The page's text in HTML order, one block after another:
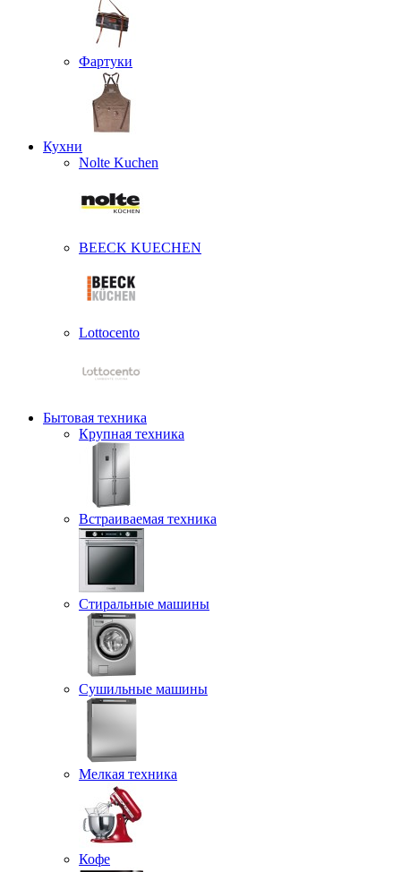
Фартуки
Кухни
Nolte Kuchen
BEECK KUECHEN
Lottocento
Бытовая техника
Крупная техника
Встраиваемая техника
Стиральные машины
Сушильные машины
Мелкая техника
Кофе